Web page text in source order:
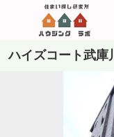
ハイズコート武庫